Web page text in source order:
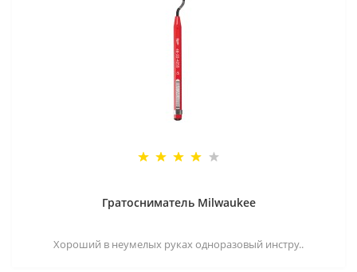
Гратосниматель Milwaukee
Хороший в неумелых руках одноразовый инстру..